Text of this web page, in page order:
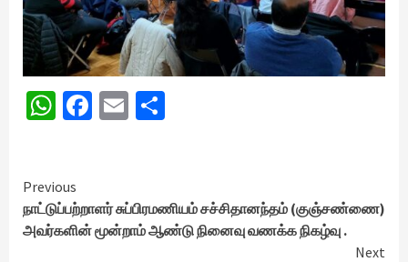
WhatsApp
Facebook
Email
Continue
Reading
Previous
நாட்டுப்பற்றாளர் சுப்பிரமணியம் சச்சிதானந்தம் (குஞ்சண்ணை)
அவர்களின் மூன்றாம் ஆண்டு நினைவு வணக்க நிகழ்வு .
Next